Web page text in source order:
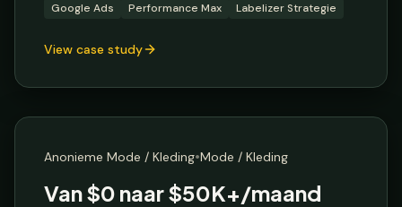
Google Ads Performance Max Labelizer Strategie
View case study
🔒 Anonieme klant
E-commerce Brand
Anonieme Mode / Kleding•Mode / Kleding
Van $0 naar $50K+/maand